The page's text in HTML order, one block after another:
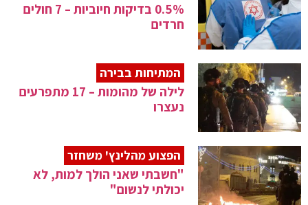
0.5% בדיקות חיוביות – 7 חולים
חרדים
המתיחות בבירה
לילה של מהומות – 17 מתפרעים
נעצרו
הפצוע מהלינץ' משחזר
"חשבתי שאני הולך למות, לא
יכולתי לנשום"